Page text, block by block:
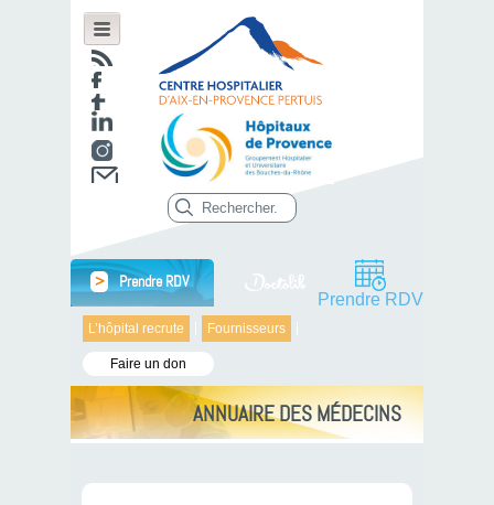
L’hôpital recrute Fournisseurs
Faire un don
> Prendre RDV
Prendre RDV
ANNUAIRE DES MÉDECINS